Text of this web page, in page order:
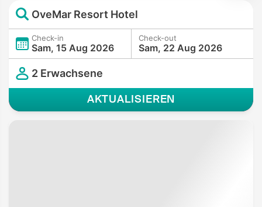
OveMar Resort Hotel
Check-in
Sam, 15 Aug 2026
Check-out
Sam, 22 Aug 2026
2 Erwachsene
AKTUALISIEREN